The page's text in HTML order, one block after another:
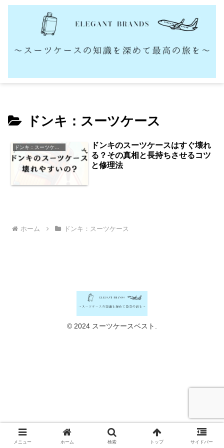
ドンキ：スーツケース
ドンキ：スーツケース
ドンキのスーツケースはすぐ壊れ
る？その真相と長持ちさせるコツ
と修理法
ホーム ドンキ：スーツケース
© 2024 スーツケースベスト.
メニュー ホーム 検索 トップ サイドバー